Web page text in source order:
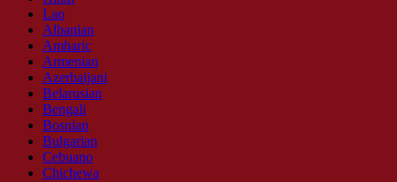
Lao
Albanian
Amharic
Armenian
Azerbaijani
Belarusian
Bengali
Bosnian
Bulgarian
Cebuano
Chichewa